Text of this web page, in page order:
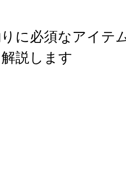
に必須なアイテ
説します